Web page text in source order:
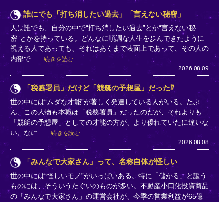
誰にでも「打ち消したい過去」「言えない秘密」
人は誰でも、自分の中で“打ち消したい過去”とか“言えない秘
密”とかを持っている。どんなに順調な人生を歩んできたように
視える人であっても、それはあくまで表面上であって、その人の
内部で
続きを読む
2026.08.09
「税務署員」だけど「競艇の予想屋」だった⁉
世の中には“ムダな才能”が著しく発達している人がいる。たぶ
ん、この人物も本職は「税務署員」だったのだが、それよりも
「競艇の予想屋」としての才能の方が、より優れていたに違いな
い。なに
続きを読む
2026.08.08
「みんなで大家さん」って、名称自体が怪しい
世の中には“怪しいモノ”がいっぱいある。特に「儲かる」と謳う
ものには、そういうたぐいのものが多い。不動産小口化投資商品
の「みんなで大家さん」の運営会社が、今季の営業利益が65億